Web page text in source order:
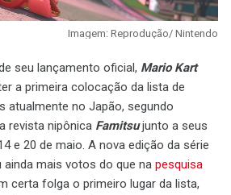
Imagem: Reprodução/ Nintendo
seu lançamento oficial, Mario Kart
a primeira colocação da lista de
atualmente no Japão, segundo
revista nipônica Famitsujunto a seus
e 20 de maio. A nova edição da série
mais votos do que na pesquisa
certa folga o primeiro lugar da lista,